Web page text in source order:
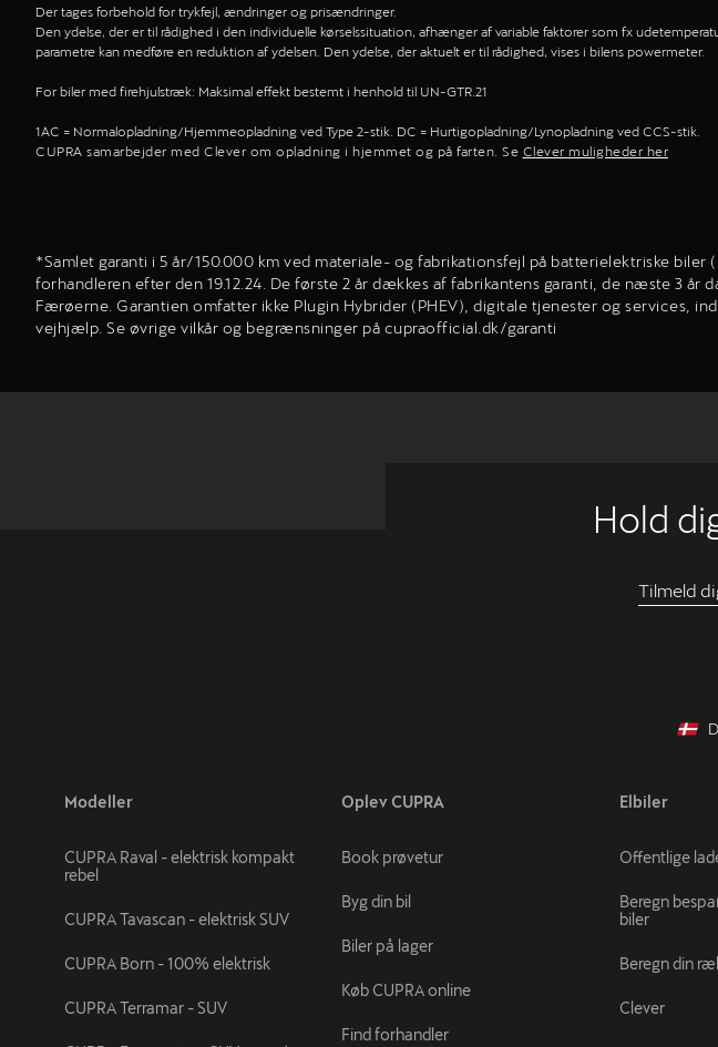
Der tages forbehold for trykfejl, ændringer og prisændringer.
Den ydelse, der er til rådighed i den individuelle kørselssituation, afhænger af variable faktorer som fx
parametre kan medføre en reduktion af ydelsen. Den ydelse, der aktuelt er til rådighed, vises i bilens powermeter.
For biler med firehjulstræk: Maksimal effekt bestemt i henhold til UN-GTR.21
1AC = Normalopladning/Hjemmeopladning ved Type 2-stik. DC = Hurtigopladning/Lynopladning ved CCS-stik.
CUPRA samarbejder med Clever om opladning i hjemmet og på farten. Se Clever muligheder her
*Samlet garanti i 5 år/150.000 km ved materiale- og fabrikationsfejl på batterielektriske
forhandleren efter den 19.12.24. De første 2 år dækkes af fabrikantens garanti, de næste 3
Færøerne. Garantien omfatter ikke Plugin Hybrider (PHEV), digitale tjenester og services,
vejhjælp. Se øvrige vilkår og begrænsninger på cupraofficial.dk/garanti
Hold
Tilmeld
Modeller
CUPRA Raval - elektrisk kompakt
rebel
CUPRA Tavascan - elektrisk SUV
CUPRA Born - 100% elektrisk
CUPRA Terramar - SUV
Oplev CUPRA
Book prøvetur
Byg din bil
Biler på lager
Køb CUPRA online
Find forhandler
Elbiler
Offentlige
Beregn
biler
Beregn din
Clever